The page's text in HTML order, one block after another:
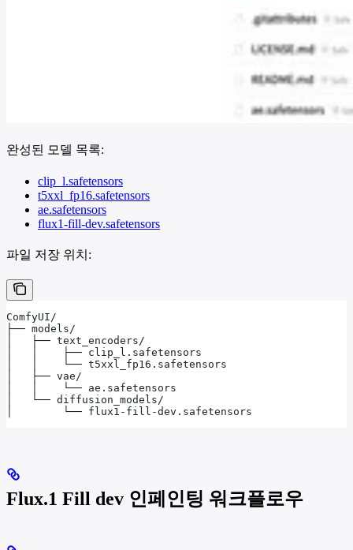
완성된 모델 목록:
clip_l.safetensors
t5xxl_fp16.safetensors
ae.safetensors
flux1-fill-dev.safetensors
파일 저장 위치:
ComfyUI/
├── models/
│   ├── text_encoders/
│   │    ├── clip_l.safetensors
│   │    └── t5xxl_fp16.safetensors
│   ├── vae/
│   │    └── ae.safetensors
│   └── diffusion_models/
│        └── flux1-fill-dev.safetensors
Flux.1 Fill dev 인페인팅 워크플로우